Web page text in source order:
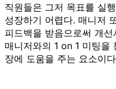
직원들은 그저 목표를 실
성장하기 어렵다. 매니저
피드백을 받음으로써 개
매니저와의 1 on 1 미팅을
장에 도움을 주는 요소이